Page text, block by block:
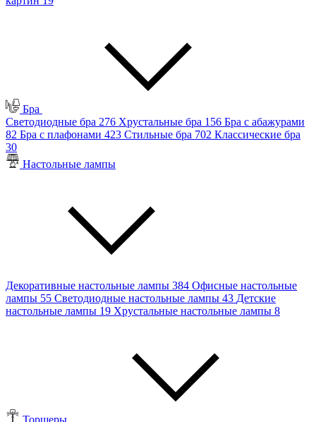
Бра
Светодиодные бра 276 Хрустальные бра 156 Бра с абажурами
82 Бра с плафонами 423 Стильные бра 702 Классические бра
30
Настольные лампы
Декоративные настольные лампы 384 Офисные настольные
лампы 55 Светодиодные настольные лампы 43 Детские
настольные лампы 19 Хрустальные настольные лампы 8
Торшеры